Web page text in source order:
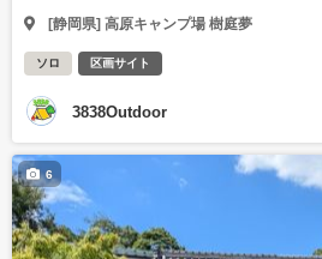
[静岡県] 高原キャンプ場 樹庭夢
ソロ 区画サイト
3838Outdoor
6